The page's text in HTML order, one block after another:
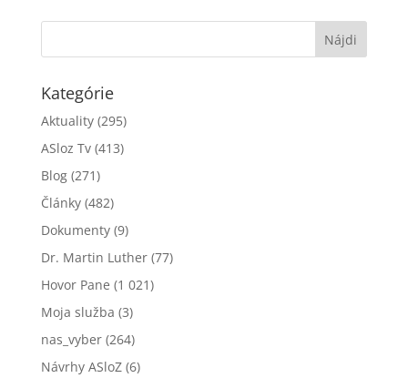
Kategórie
Aktuality(295)
ASloz Tv(413)
Blog(271)
Články(482)
Dokumenty(9)
Dr. Martin Luther(77)
Hovor Pane (1 021)
Moja služba (3)
nas_vyber(264)
Návrhy ASloZ(6)